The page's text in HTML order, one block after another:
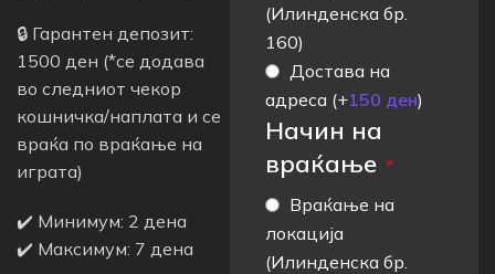
🔒 Гарантен депозит:
1500 ден (*се додава
во следниот чекор
кошничка/наплата и се
враќа по враќање на
играта)
✔️ Минимум: 2 дена
✔️ Максимум: 7 дена
(Илинденска бр.
160)
Достава на
адреса (+150 ден)
Начин на
враќање *
Враќање на
локација
(Илинденска бр.